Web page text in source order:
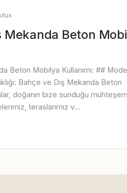
Mekanda Beton
Beton Mobilya Kullanımı: ##
Bahçe ve Dış Mekanda Beton
doğanın bize sunduğu
teraslarımız v...